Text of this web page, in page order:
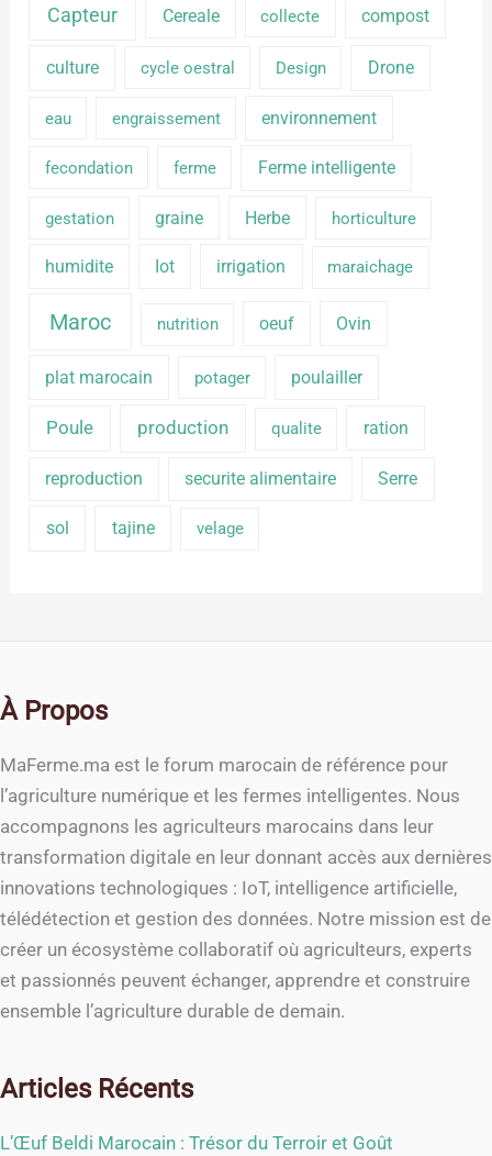
Capteur Cereale collecte compost
culture cycle oestral Design Drone
eau engraissement environnement
fecondation ferme Ferme intelligente
gestation graine Herbe horticulture
humidite Iot irrigation maraichage
Maroc nutrition oeuf Ovin
plat marocain potager poulailler
Poule production qualite ration
reproduction securite alimentaire Serre
sol tajine velage
À Propos
MaFerme.ma est le forum marocain de référence pour
l’agriculture numérique et les fermes intelligentes. Nous
accompagnons les agriculteurs marocains dans leur
transformation digitale en leur donnant accès aux dernières
innovations technologiques : IoT, intelligence artificielle,
télédétection et gestion des données. Notre mission est de
créer un écosystème collaboratif où agriculteurs, experts
et passionnés peuvent échanger, apprendre et construire
ensemble l’agriculture durable de demain.
Articles Récents
L’Œuf Beldi Marocain : Trésor du Terroir et Goût